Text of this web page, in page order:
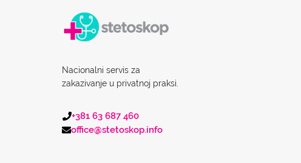
Nacionalni servis za
zakazivanje u privatnoj praksi.
+381 63 687 460
office@stetoskop.info